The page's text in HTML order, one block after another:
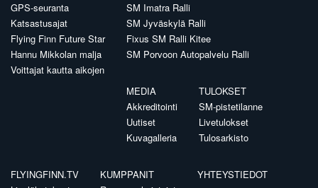
GPS-seuranta
Katsastusajat
Flying Finn Future Star
Hannu Mikkolan malja
Voittajat kautta aikojen
SM Imatra Ralli
SM Jyväskylä Ralli
Fixus SM Ralli Kitee
SM Porvoon Autopalvelu Ralli
MEDIA
Akkreditointi
Uutiset
Kuvagalleria
TULOKSET
SM-pistetilanne
Livetulokset
Tulosarkisto
FLYINGFINN.TV
KUMPPANIT
YHTEYSTIEDOT